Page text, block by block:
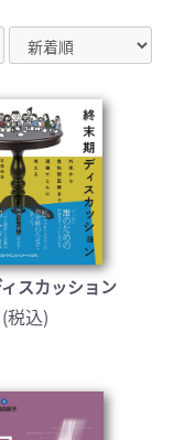
マルチメディア(0)
スカッション
税込)